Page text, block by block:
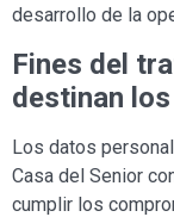
desarrollo de la
Fines del
destinan
Los datos
Casa del Senior
cumplir los